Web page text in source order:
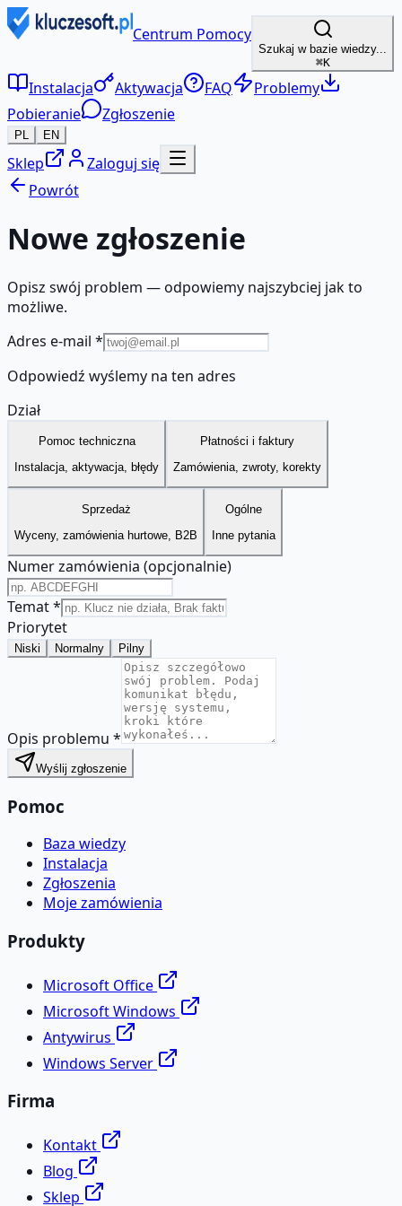
Centrum Pomocy
Szukaj w bazie wiedzy...
⌘K
Instalacja Aktywacja FAQ
Problemy
Pobieranie
Zgłoszenie
PL EN
Sklep
Zaloguj się
Powrót
Nowe zgłoszenie
Opisz swój problem — odpowiemy najszybciej jak to
możliwe.
Adres e-mail *
Odpowiedź wyślemy na ten adres
Dział
Pomoc techniczna
Instalacja, aktywacja, błędy
Płatności i faktury
Zamówienia, zwroty, korekty
Sprzedaż
Wyceny, zamówienia hurtowe, B2B
Ogólne
Inne pytania
Numer zamówienia (opcjonalnie)
Temat*
Priorytet
Niski Normalny Pilny
Opis problemu *
Wyślij zgłoszenie
Pomoc
Baza wiedzy
Instalacja
Zgłoszenia
Moje zamówienia
Produkty
Microsoft Office
Microsoft Windows
Antywirus
Windows Server
Firma
Kontakt
Blog
Sklep